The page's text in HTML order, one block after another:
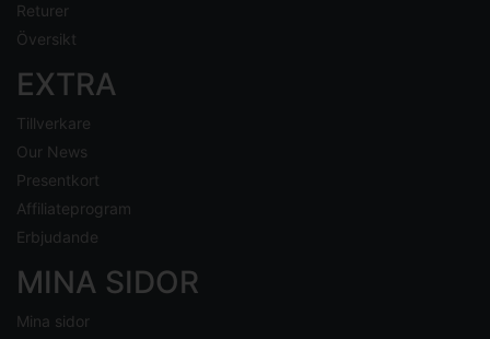
Returer
Översikt
EXTRA
Tillverkare
Our News
Presentkort
Affiliateprogram
Erbjudande
MINA SIDOR
Mina sidor